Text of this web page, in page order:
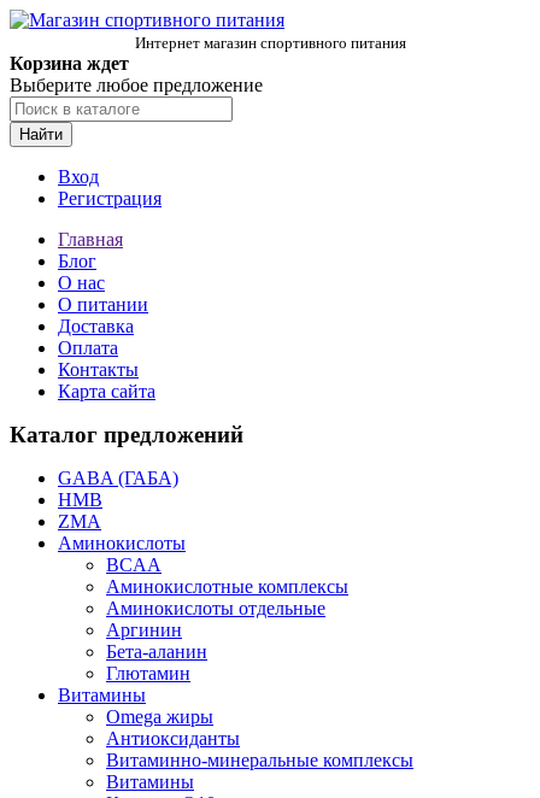
Интернет магазин спортивного питания
Корзина ждет
Выберите любое предложение
Найти
Вход
Регистрация
Главная
Блог
О нас
О питании
Доставка
Оплата
Контакты
Карта сайта
Каталог предложений
GABA (ГАБА)
HMB
ZMA
Аминокислоты
BCAA
Аминокислотные комплексы
Аминокислоты отдельные
Аргинин
Бета-аланин
Глютамин
Витамины
Omega жиры
Антиоксиданты
Витаминно-минеральные комплексы
Витамины